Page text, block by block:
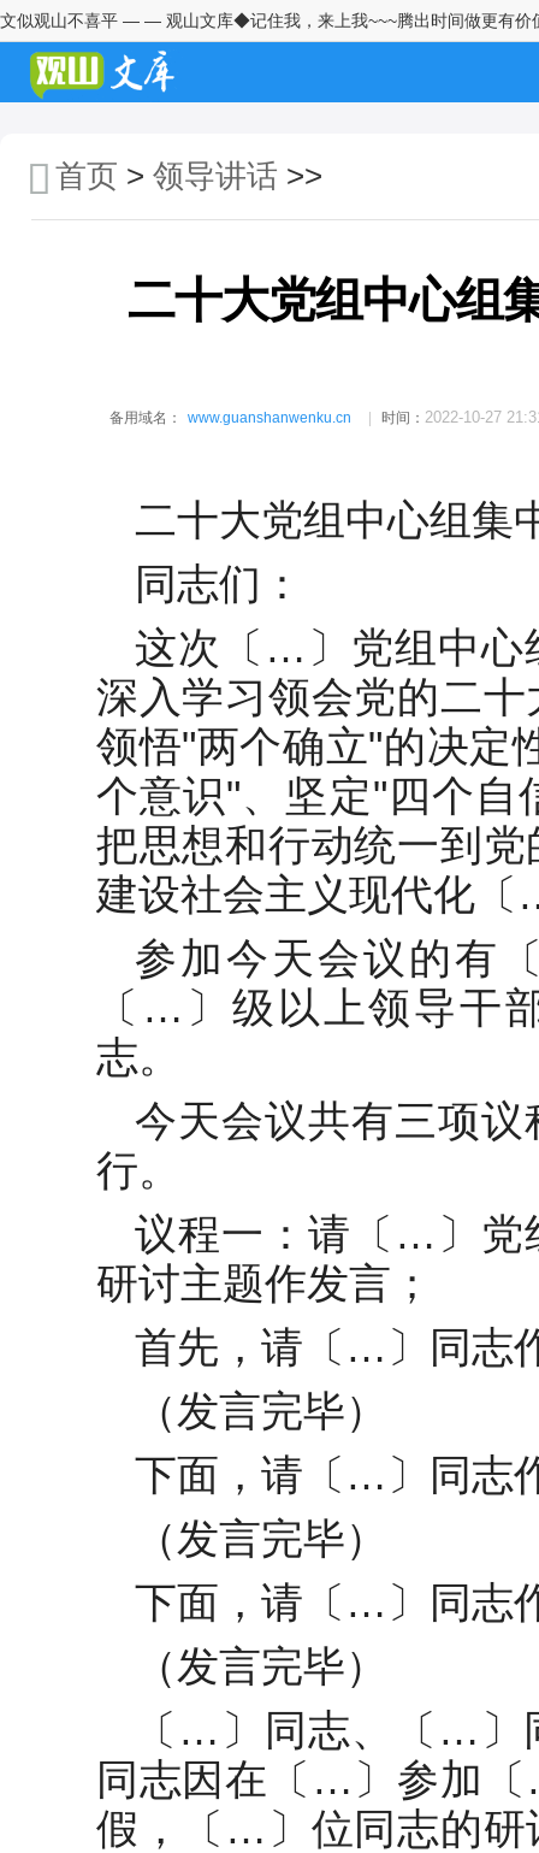
文似观山不喜平 — — 观山文库◆记住我，来上我~~~腾出时间做更有价
首页 > 领导讲话 >>
二十大党组中心组
备用域名： www.guanshanwenku.cn 时间： 2022-10-27
二十大党组中心组集
同志们：
这次〔…〕党组中心
深入学习领会党的二
领悟"两个确立"的决定
个意识"、坚定"四个自
把思想和行动统一到
建设社会主义现代化
参加今天会议的有
〔…〕级以上领导干
志。
今天会议共有三项
行。
议程一：请〔…〕党
研讨主题作发言；
首先，请〔…〕同志
（发言完毕）
下面，请〔…〕同志
（发言完毕）
下面，请〔…〕同志
（发言完毕）
〔…〕同志、〔…
同志因在〔…〕参加
假，〔…〕位同志的研
镇党委在全镇2026年领导班子工
作务虚会上的讲话
在社区党委环境综合整治提升专
项行动部署会上的讲话
在2025年全县年轻干部座谈会上
在区委落实全面从严治党主体责
任情况汇报会上的讲话
在食品公司组织人才发展年度大
会上的讲话
在县安全生产与消防安全“百日
攻坚”工作部署会议上的讲话
在煤矿安全生产调度会上的讲话